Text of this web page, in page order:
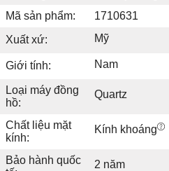
Mã sản phẩm:
1710631
Xuất xứ:
Mỹ
Giới tính: Nam
Loại máy đồng
hồ:
Quartz
Chất liệu mặt
kính:
Kính khoáng
Bảo hành quốc
2 năm